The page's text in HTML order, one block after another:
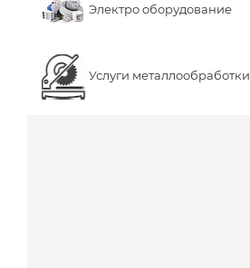
Электро оборудование
Услуги металлообработки